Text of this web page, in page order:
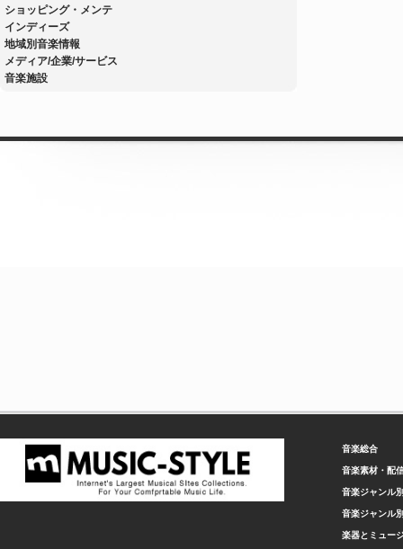
ショッピング・メンテ
インディーズ
地域別音楽情報
メディア/企業/サービス
音楽施設
音楽総合
音楽素材・配
音楽ジャンル
音楽ジャンル
楽器とミュー